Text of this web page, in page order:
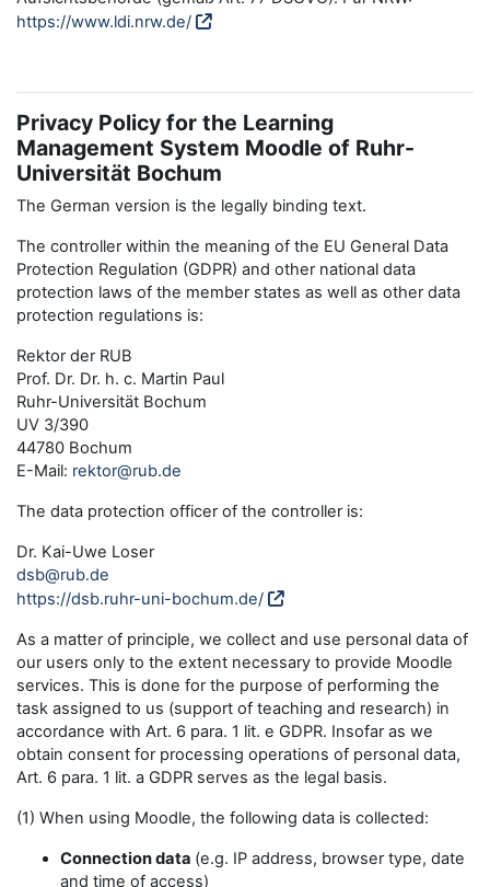
https://www.ldi.nrw.de/
Privacy Policy for the Learning
Management System Moodle of Ruhr-
Universität Bochum
The German version is the legally binding text.
The controller within the meaning of the EU General Data
Protection Regulation (GDPR) and other national data
protection laws of the member states as well as other data
protection regulations is:
Rektor der RUB
Prof. Dr. Dr. h. c. Martin Paul
Ruhr-Universität Bochum
UV 3/390
44780 Bochum
E-Mail: rektor@rub.de
The data protection officer of the controller is:
Dr. Kai-Uwe Loser
dsb@rub.de
https://dsb.ruhr-uni-bochum.de/
As a matter of principle, we collect and use personal data of
our users only to the extent necessary to provide Moodle
services. This is done for the purpose of performing the
task assigned to us (support of teaching and research) in
accordance with Art. 6 para. 1 lit. e GDPR. Insofar as we
obtain consent for processing operations of personal data,
Art. 6 para. 1 lit. a GDPR serves as the legal basis.
(1) When using Moodle, the following data is collected:
Connection data (e.g. IP address, browser type, date
and time of access)